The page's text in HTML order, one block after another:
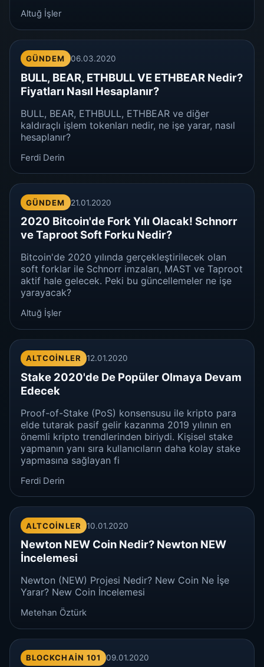
Altuğ İşler
GÜNDEM 06.03.2020
BULL, BEAR, ETHBULL VE ETHBEAR Nedir?
Fiyatları Nasıl Hesaplanır?
BULL, BEAR, ETHBULL, ETHBEAR ve diğer
kaldıraçlı işlem tokenları nedir, ne işe yarar, nasıl
hesaplanır?
Ferdi Derin
GÜNDEM 21.01.2020
2020 Bitcoin'de Fork Yılı Olacak! Schnorr
ve Taproot Soft Forku Nedir?
Bitcoin'de 2020 yılında gerçekleştirilecek olan
soft forklar ile Schnorr imzaları, MAST ve Taproot
aktif hale gelecek. Peki bu güncellemeler ne işe
yarayacak?
Altuğ İşler
ALTCOINLER 12.01.2020
Stake 2020'de De Popüler Olmaya Devam
Edecek
Proof-of-Stake (PoS) konsensusu ile kripto para
elde tutarak pasif gelir kazanma 2019 yılının en
önemli kripto trendlerinden biriydi. Kişisel stake
yapmanın yanı sıra kullanıcıların daha kolay stake
yapmasına sağlayan fi
Ferdi Derin
ALTCOINLER 10.01.2020
Newton NEW Coin Nedir? Newton NEW
İncelemesi
Newton (NEW) Projesi Nedir? New Coin Ne İşe
Yarar? New Coin İncelemesi
Metehan Öztürk
BLOCKCHAIN 101 09.01.2020